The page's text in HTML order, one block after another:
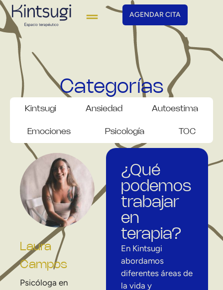
AGENDAR CITA
Categorías
Kintsugi Ansiedad Autoestima
Emociones Psicología TOC
Laura
Campos
Psicóloga en
¿Qué
podemos
trabajar
en
terapia?
En Kintsugi
abordamos
diferentes áreas de
la vida y